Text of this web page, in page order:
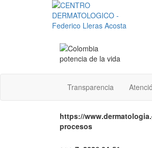
Transparencia
https://
procesos